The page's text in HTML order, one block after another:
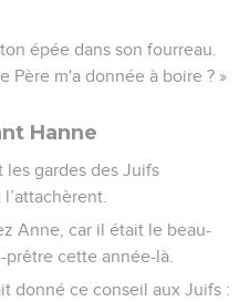
épée dans son fourreau.
Père m'a donnée à boire ? »
Hanne
les gardes des Juifs
Anne, car il était le beau-
cette année-là.
donné ce conseil aux Juifs :